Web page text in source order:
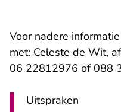
Voor nadere
met: Celeste de Wit,
06 22812976 of 088
Uitspraken